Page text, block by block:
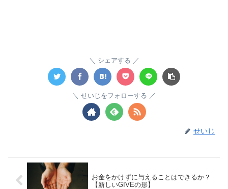
シェアする
せいじをフォローする
せいじ
お金をかけずに与えることはできるか？
【新しいGIVEの形】